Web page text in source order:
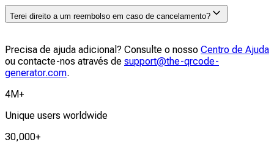
qrcode-generator.com e eles irão ajudá-lo com a
mudança.
Pode aceder à página «A minha conta» e clicar em
«Cancelar subscrição» para cancelar a sua subscrição
Terei direito a um reembolso em caso de cancelamento?
Após o cancelamento, o seu próximo ciclo de faturação
será cancelado. No entanto, tenha em atenção que não
efetuamos reembolsos relativos ao ciclo de faturação
Precisa de ajuda adicional? Consulte o nosso Centro de Ajuda
ou contacte-nos através de support@the-qrcode-
generator.com.
4M+
Unique users worldwide
30,000+